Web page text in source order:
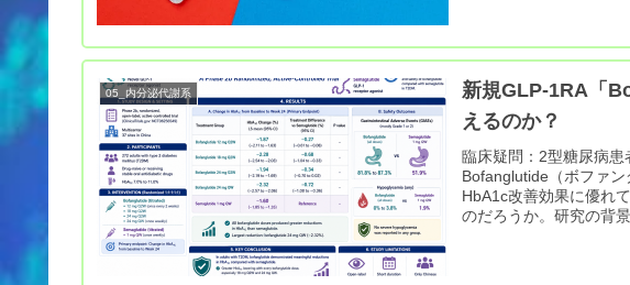
05_内分泌代謝系
新規GLP-1RA「
えるのか？
臨床疑問：2型糖尿病
Bofanglutide（ボファ
HbA1c改善効果に優れ
のだろうか。研究の背